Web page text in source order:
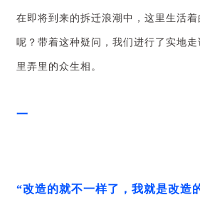
在即将到来的拆迁浪潮中，这里生活
呢？带着这种疑问，我们进行了实地
里弄里的众生相。
一
“改造的就不一样了，我就是改造